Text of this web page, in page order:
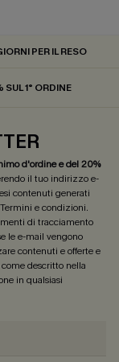
PER IL RESO
SUL 1° ORDINE
d'ordine e del 20%
il tuo indirizzo e-
contenuti generati
Termini e condizioni.
di tracciamento
le e-mail vengono
contenuti e offerte e
descritto nella
in qualsiasi